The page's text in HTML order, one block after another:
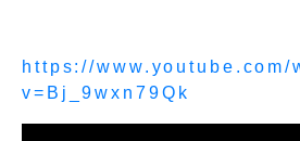
https://www.youtube.com/
v=Bj_9wxn79Qk